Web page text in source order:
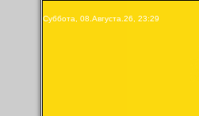
Суббота, 08.Августа.26, 23:29